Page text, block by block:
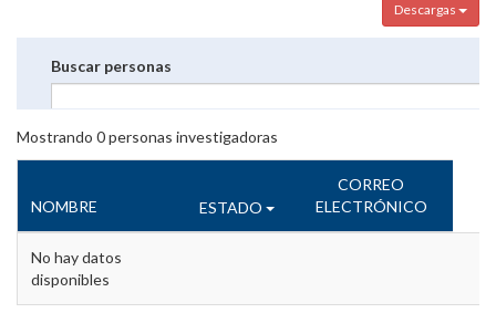
Descargas
Buscar personas
Mostrando 0personas investigadoras
NOMBRE ESTADO
CORREO
ELECTRÓNICO
No hay datos
disponibles